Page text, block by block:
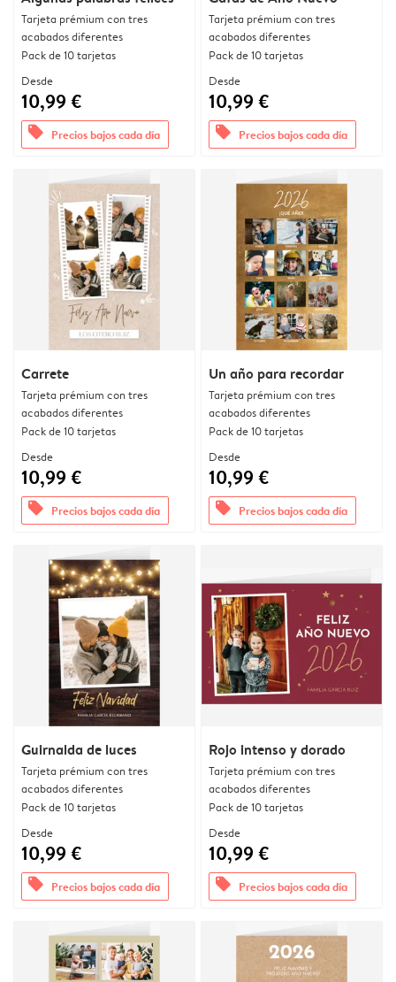
Tarjeta prémium con tres
acabados diferentes
Pack de 10 tarjetas
Desde
10,99 €
offers Precios bajos cada día
Tarjeta prémium con tres
acabados diferentes
Pack de 10 tarjetas
Desde
10,99 €
offers Precios bajos cada día
Carrete
Tarjeta prémium con tres
acabados diferentes
Pack de 10 tarjetas
Desde
10,99 €
offers Precios bajos cada día
Un año para recordar
Tarjeta prémium con tres
acabados diferentes
Pack de 10 tarjetas
Desde
10,99 €
offers Precios bajos cada día
Guirnalda de luces
Tarjeta prémium con tres
acabados diferentes
Pack de 10 tarjetas
Desde
10,99 €
offers Precios bajos cada día
Rojo intenso y dorado
Tarjeta prémium con tres
acabados diferentes
Pack de 10 tarjetas
Desde
10,99 €
offers Precios bajos cada día